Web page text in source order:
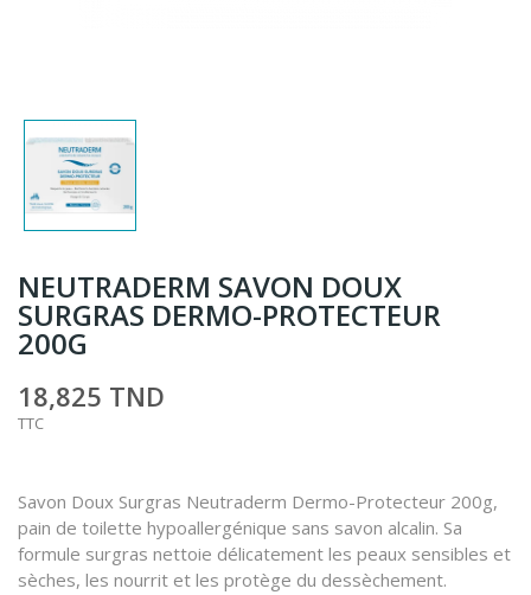
NEUTRADERM SAVON DOUX
SURGRAS DERMO-PROTECTEUR
200G
18,825 TND
TTC
Savon Doux Surgras Neutraderm Dermo-Protecteur 200g,
pain de toilette hypoallergénique sans savon alcalin. Sa
formule surgras nettoie délicatement les peaux sensibles et
sèches, les nourrit et les protège du dessèchement.